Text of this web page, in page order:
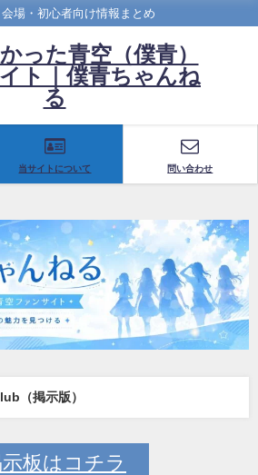
場・初心者向け情報まとめ
った青空（僕青）
ト｜僕青ちゃんね
る
当サイトについて 問い合わせ
（掲示版）
板はコチラ